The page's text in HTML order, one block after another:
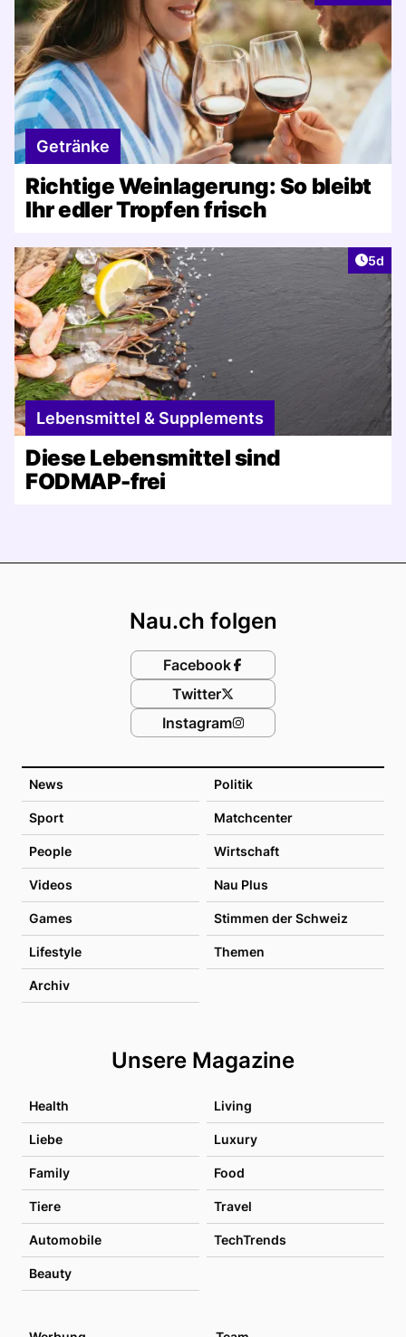
Getränke
Richtige Weinlagerung: So bleibt
Ihr edler Tropfen frisch
5d
Lebensmittel & Supplements
Diese Lebensmittel sind
FODMAP-frei
News Politik
Sport Matchcenter
People Wirtschaft
Videos Nau Plus
Games Stimmen der Schweiz
Lifestyle Themen
Archiv
Unsere Magazine
Health Living
Liebe Luxury
Family Food
Tiere Travel
Automobile TechTrends
Beauty
Nau.ch folgen
Facebook
Twitter
Instagram